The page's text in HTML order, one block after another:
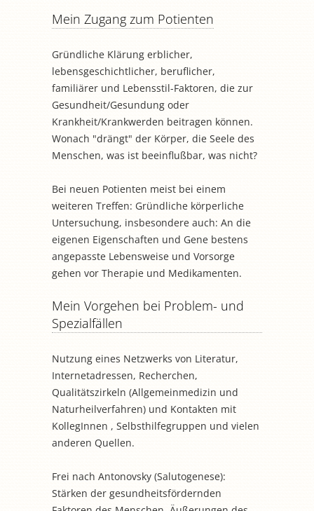
Mein Zugang zum Potienten
Gründliche Klärung erblicher,
lebensgeschichtlicher, beruflicher,
familiärer und Lebensstil-Faktoren, die zur
Gesundheit/Gesundung oder
Krankheit/Krankwerden beitragen können.
Wonach "drängt" der Körper, die Seele des
Menschen, was ist beeinflußbar, was nicht?
Bei neuen Potienten meist bei einem
weiteren Treffen: Gründliche körperliche
Untersuchung, insbesondere auch: An die
eigenen Eigenschaften und Gene bestens
angepasste Lebensweise und Vorsorge
gehen vor Therapie und Medikamenten.
Mein Vorgehen bei Problem- und
Spezialfällen
Nutzung eines Netzwerks von Literatur,
Internetadressen, Recherchen,
Qualitätszirkeln (Allgemeinmedizin und
Naturheilverfahren) und Kontakten mit
KollegInnen , Selbsthilfegruppen und vielen
anderen Quellen.
Frei nach Antonovsky (Salutogenese):
Stärken der gesundheitsfördernden